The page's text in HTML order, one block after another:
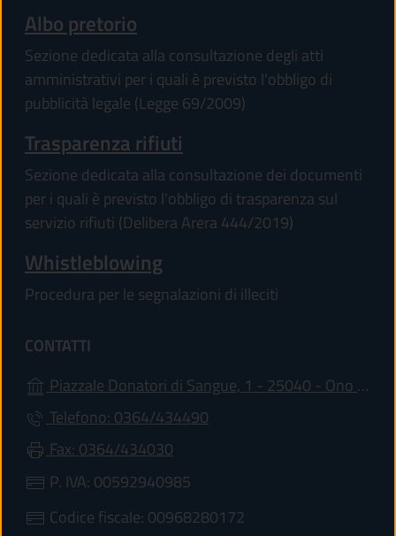
Albo pretorio
Sezione dedicata alla consultazione degli atti
amministrativi per i quali è previsto l'obbligo di
pubblicità legale (Legge 69/2009)
Trasparenza rifiuti
Sezione dedicata alla consultazione dei documenti
per i quali è previsto l'obbligo di trasparenza sul
servizio rifiuti (Delibera Arera 444/2019)
Whistleblowing
Procedura per le segnalazioni di illeciti
CONTATTI
Piazzale Donatori di Sangue, 1 - 25040 - Ono San Pietro
Telefono: 0364/434490
Fax: 0364/434030
P. IVA: 00592940985
Codice fiscale: 00968280172